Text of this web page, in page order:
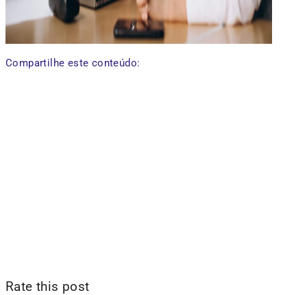
Compartilhe este conteúdo:
Rate this post